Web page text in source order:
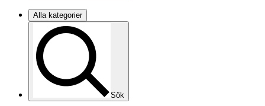
Alla kategorier
Sök